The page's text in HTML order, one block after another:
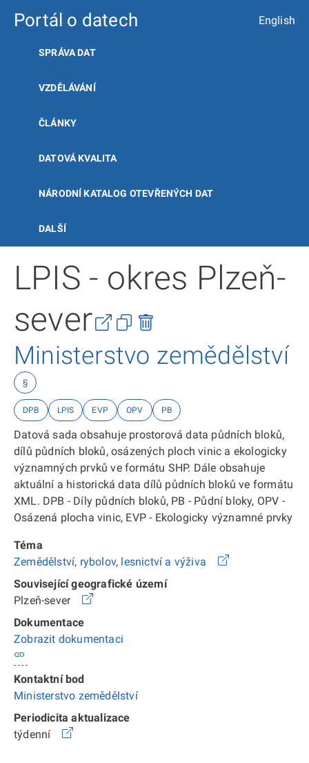
Portál o datech English
SPRÁVA DAT
VZDĚLÁVÁNÍ
ČLÁNKY
DATOVÁ KVALITA
NÁRODNÍ KATALOG OTEVŘENÝCH DAT
DALŠÍ
LPIS - okres Plzeň-
sever
Ministerstvo zemědělství
§
DPB LPIS EVP OPV PB
Datová sada obsahuje prostorová data půdních bloků,
dílů půdních bloků, osázených ploch vinic a ekologicky
významných prvků ve formátu SHP. Dále obsahuje
aktuální a historická data dílů půdních bloků ve formátu
XML. DPB - Díly půdních bloků, PB - Půdní bloky, OPV -
Osázená plocha vinic, EVP - Ekologicky významné prvky
Téma
Zemědělství, rybolov, lesnictví a výživa
Související geografické území
Plzeň-sever
Dokumentace
Zobrazit dokumentaci
Kontaktní bod
Ministerstvo zemědělství
Periodicita aktualizace
týdenní